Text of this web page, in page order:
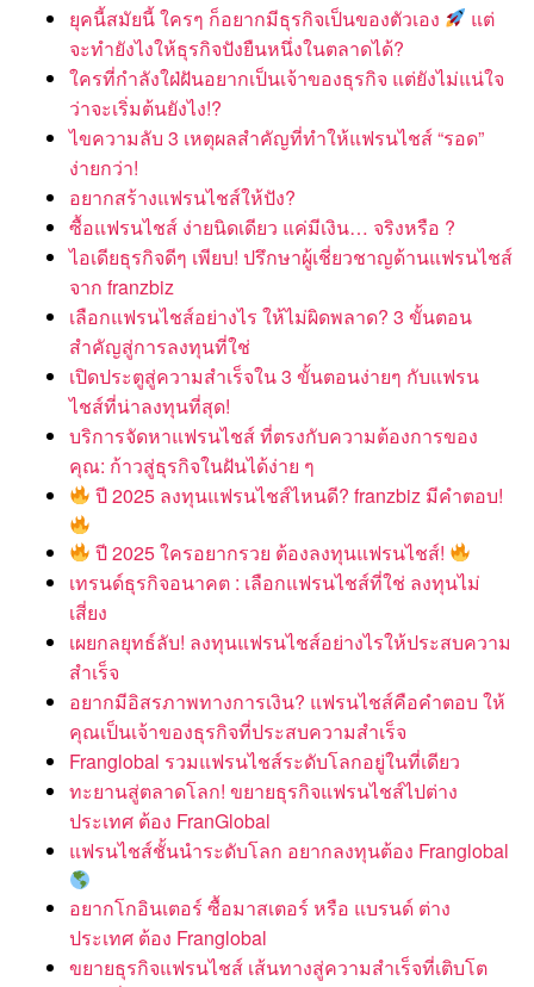
ยุคนี้สมัยนี้ ใครๆ ก็อยากมีธุรกิจเป็นของตัวเอง
แต่
จะทำยังไงให้ธุรกิจปังยืนหนึ่งในตลาดได้?
ใครที่กำลังใฝ่ฝันอยากเป็นเจ้าของธุรกิจ แต่ยังไม่แน่ใจ
ว่าจะเริ่มต้นยังไง!?
ไขความลับ 3 เหตุผลสำคัญที่ทำให้แฟรนไชส์ “รอด”
ง่ายกว่า!
อยากสร้างแฟรนไชส์ให้ปัง?
ซื้อแฟรนไชส์ ง่ายนิดเดียว แค่มีเงิน… จริงหรือ ?
ไอเดียธุรกิจดีๆ เพียบ! ปรึกษาผู้เชี่ยวชาญด้านแฟรนไชส์
จาก franzbiz
เลือกแฟรนไชส์อย่างไร ให้ไม่ผิดพลาด? 3 ขั้นตอน
สำคัญสู่การลงทุนที่ใช่
เปิดประตูสู่ความสำเร็จใน 3 ขั้นตอนง่ายๆ กับแฟรน
ไชส์ที่น่าลงทุนที่สุด!
บริการจัดหาแฟรนไชส์ ที่ตรงกับความต้องการของ
คุณ: ก้าวสู่ธุรกิจในฝันได้ง่าย ๆ
ปี 2025 ลงทุนแฟรนไชส์ไหนดี? franzbiz มีคำตอบ!
ปี 2025 ใครอยากรวย ต้องลงทุนแฟรนไชส์!
เทรนด์ธุรกิจอนาคต : เลือกแฟรนไชส์ที่ใช่ ลงทุนไม่
เสี่ยง
เผยกลยุทธ์ลับ! ลงทุนแฟรนไชส์อย่างไรให้ประสบความ
สำเร็จ
อยากมีอิสรภาพทางการเงิน? แฟรนไชส์คือคำตอบ ให้
คุณเป็นเจ้าของธุรกิจที่ประสบความสำเร็จ
Franglobal รวมแฟรนไชส์ระดับโลกอยู่ในที่เดียว
ทะยานสู่ตลาดโลก! ขยายธุรกิจแฟรนไชส์ไปต่าง
ประเทศ ต้อง FranGlobal
แฟรนไชส์ชั้นนำระดับโลก อยากลงทุนต้อง Franglobal
อยากโกอินเตอร์ ซื้อมาสเตอร์ หรือ แบรนด์ ต่าง
ประเทศ ต้อง Franglobal
ขยายธุรกิจแฟรนไชส์ เส้นทางสู่ความสำเร็จที่เติบโต